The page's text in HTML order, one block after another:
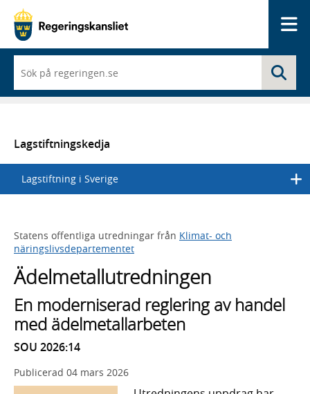
du
börjar
skriva
en
lista
med
sökförslag
Lagstiftningskedja
Lagstiftning i Sverige
Statens offentliga utredningar från Klimat- och
näringslivsdepartementet
Ädelmetallutredningen
En moderniserad reglering av handel
med ädelmetallarbeten
SOU 2026:14
Publicerad 04 mars 2026